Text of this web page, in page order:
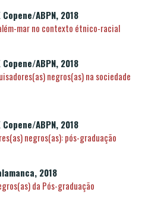
ABPN, 2018
mar no contexto étnico-racial
ABPN, 2018
negros(as) na sociedade
ABPN, 2018
negros(as): pós-graduação
2018
da Pós-graduação